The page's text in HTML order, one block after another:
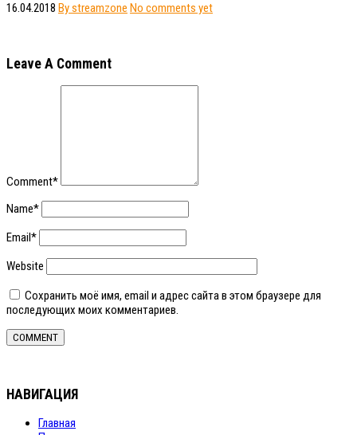
16.04.2018 By streamzone No comments yet
Leave A Comment
Comment*
Name*
Email*
Website
Сохранить моё имя, email и адрес сайта в этом браузере для
последующих моих комментариев.
НАВИГАЦИЯ
Главная